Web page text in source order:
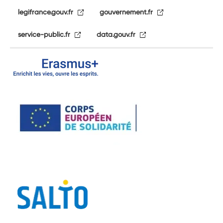
legifrance.gouv.fr gouvernement.fr
service-public.fr data.gouv.fr